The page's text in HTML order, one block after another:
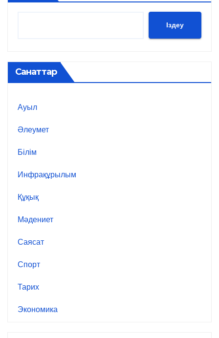
Іздеу
Санаттар
Ауыл
Әлеумет
Білім
Инфрақұрылым
Құқық
Мәдениет
Саясат
Спорт
Тарих
Экономика